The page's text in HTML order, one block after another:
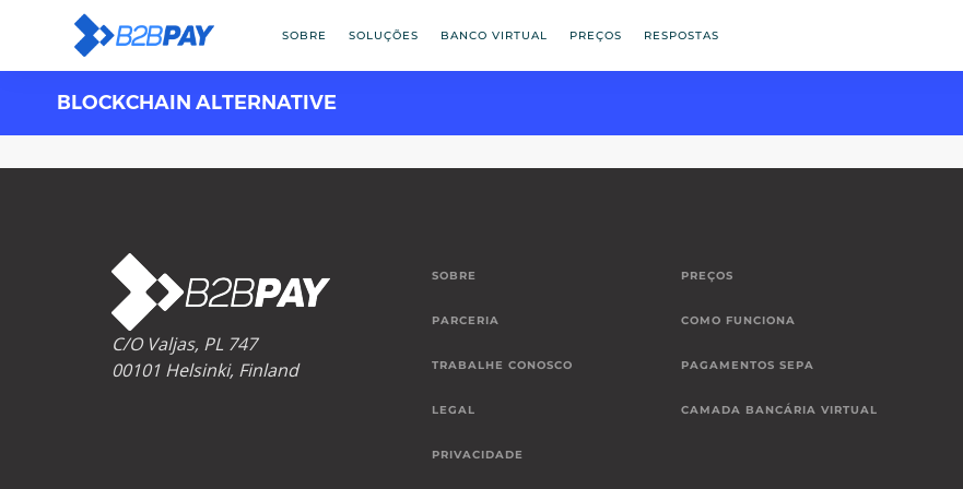
SOBRE SOLUÇÕES BANCO VIRTUAL PREÇOS RESPOSTAS
BLOCKCHAIN ALTERNATIVE
C/O Valjas, PL 747
00101 Helsinki, Finland
SOBRE
PARCERIA
TRABALHE CONOSCO
LEGAL
PRIVACIDADE
PREÇOS
COMO FUNCIONA
PAGAMENTOS SEPA
CAMADA BANCÁRIA VIRTUAL